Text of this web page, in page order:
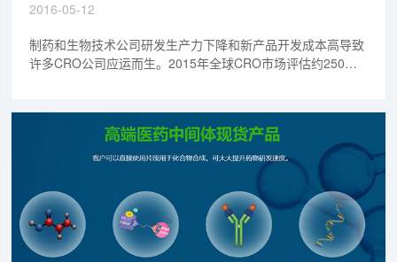
2016-05-12
制药和生物技术公司研发生产力下降和新产品开发成本高导致
许多CRO公司应运而生。2015年全球CRO市场评估约250亿